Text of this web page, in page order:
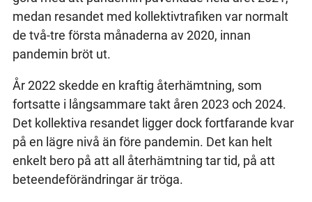
medan resandet med kollektivtrafiken var normalt
de två-tre första månaderna av 2020, innan
pandemin bröt ut.
År 2022 skedde en kraftig återhämtning, som
fortsatte i långsammare takt åren 2023 och 2024.
Det kollektiva resandet ligger dock fortfarande kvar
på en lägre nivå än före pandemin. Det kan helt
enkelt bero på att all återhämtning tar tid, på att
beteendeförändringar är tröga.